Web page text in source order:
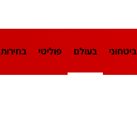
ביטחוני בעולם פוליטי בחירות 2026